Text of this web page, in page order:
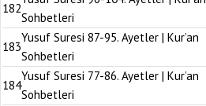
182
Sohbetleri
183
Yusuf Suresi 87-95. Ayetler | Kur’an
Sohbetleri
184
Yusuf Suresi 77-86. Ayetler | Kur’an
Sohbetleri